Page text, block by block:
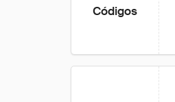
Códigos